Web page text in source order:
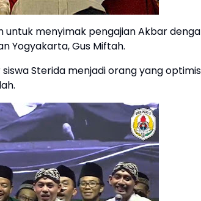
untuk menyimak pengajian Akbar
Yogyakarta, Gus Miftah.
Sterida menjadi orang yang